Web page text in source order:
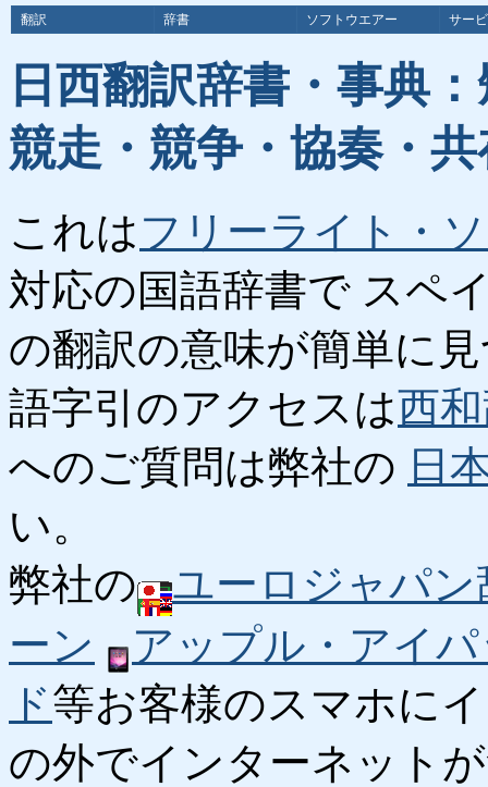
翻訳 辞書 ソフトウエアー サー
日西翻訳辞書・事典
競走・競争・協奏・
これはフリーライト・
対応の国語辞書で スペ
の翻訳の意味が簡単に
語字引のアクセスは西
へのご質問は弊社の 日
い。
弊社の
ユーロジャパン
ーン
アップル・アイ
ド等お客様のスマホに
の外でインターネット